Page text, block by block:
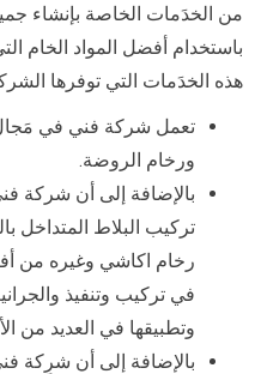
من الخدَمات الخاصة بإنشاء
باستخدام أفضل المواد الخام
هذه الخدَمات التي توفرها
تعمل شركة فني في
ورخام الروضة.
بالإضافة إلى أن شركة
تركيب البلاط المتداخل
رخام اكاشي وغيره من
في تركيب وتنفيذ
وتطبيقها في العديد من
بالإضافة إلى أن شرِكة